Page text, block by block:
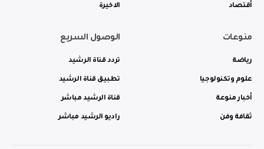
أقتصاد الاخيرة
منوعات
رياضة
علوم وتكنولوجيا
أخبار منوعة
ثقافة وفن
الوصول السريع
تردد قناة الرشيد
تطبيق قناة الرشيد
قناة الرشيد مباشر
راديو الرشيد مباشر